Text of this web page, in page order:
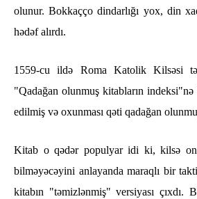
olunur. Bokkaçço dindarlığı yox, din
hədəf alırdı.
1559-cu ildə Roma Katolik Kilsəsi
"Qadağan olunmuş kitabların
edilmiş və oxunması qəti qadağan
Kitab o qədər populyar idi ki, kilsə
bilməyəcəyini anlayanda maraqlı bir
kitabın "təmizlənmiş" versiyası çıxdı.